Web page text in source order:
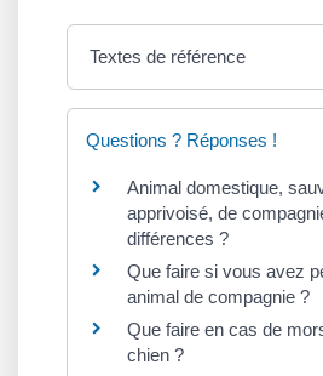
Textes de référence
Questions ? Réponses !
Animal domestique,
apprivoisé, de
différences ?
Que faire si vous avez
animal de compagnie ?
Que faire en cas de
chien ?